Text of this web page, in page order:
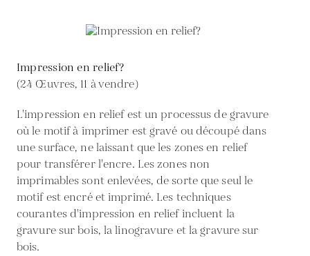
Impression en relief?
(24 Œuvres, 11 à vendre)
L'impression en relief est un processus de gravure
où le motif à imprimer est gravé ou découpé dans
une surface, ne laissant que les zones en relief
pour transférer l'encre. Les zones non
imprimables sont enlevées, de sorte que seul le
motif est encré et imprimé. Les techniques
courantes d'impression en relief incluent la
gravure sur bois, la linogravure et la gravure sur
bois.